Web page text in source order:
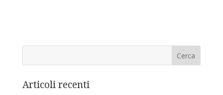
Articoli recenti